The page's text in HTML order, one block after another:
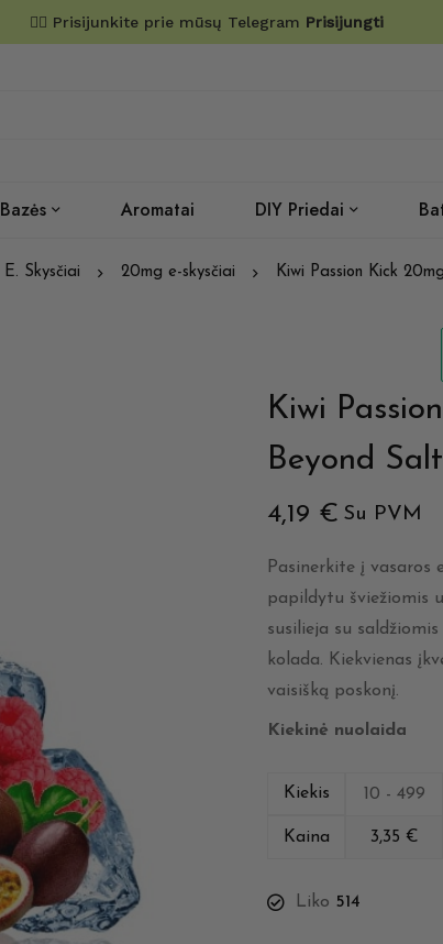
✌🏼 Prisijunkite prie mūsų Telegram Prisijungti
Bazės Aromatai DIY Priedai
E. Skysčiai 20mg e-skysčiai Kiwi Passion Kick
Kiwi
Beyond
4,19 € Su PVM
Pasinerkite į vasaros
papildytu šviežiomis
susilieja su
kolada. Kiekvienas
vaisišką poskonį.
Kiekinė nuolaida
Kiekis 10 - 499
Kaina 3,35 €
Liko 514